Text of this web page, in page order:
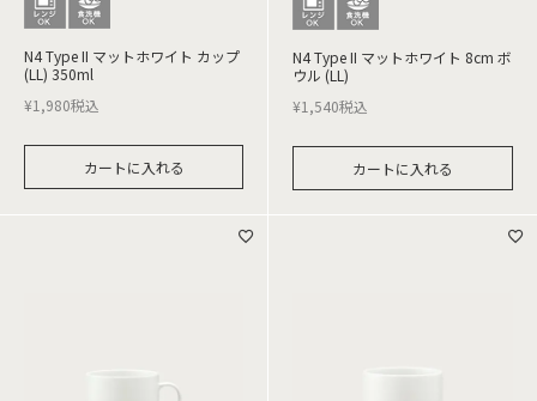
N4 Type II マットホワイト カップ
(LL) 350ml
¥1,980税込
カートに入れる
N4 Type II マットホワイト 8cm ボ
ウル (LL)
¥1,540税込
カートに入れる